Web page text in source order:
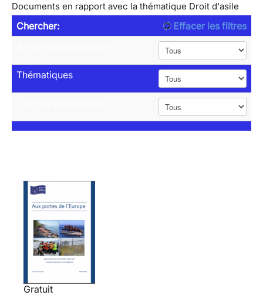
Documents en rapport avec la thématique Droit d'asile
Chercher:
Effacer les filtres
Thématiques
Gratuit